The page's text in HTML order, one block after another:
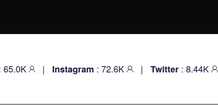
|Instagram: 72.6K |Twitter : 8.44K |